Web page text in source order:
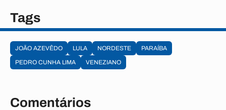
Tags
JOÃO AZEVÊDO LULA NORDESTE
PARAÍBA
PEDRO CUNHA LIMA
VENEZIANO
Comentários